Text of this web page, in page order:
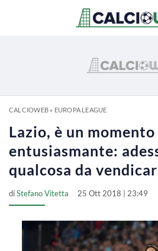
CALCIOWEB» EUROPA LEAGUE
Lazio, è un momento
entusiasmante:
qualcosa da
diStefano Vitetta 25 Ott 2018 | 23:49